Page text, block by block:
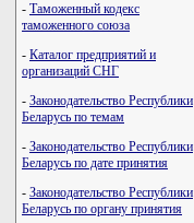
- Таможенный кодекс
таможенного союза
- Каталог предприятий и
организаций СНГ
- Законодательство Республики
Беларусь по темам
- Законодательство Республики
Беларусь по дате принятия
- Законодательство Республики
Беларусь по органу принятия